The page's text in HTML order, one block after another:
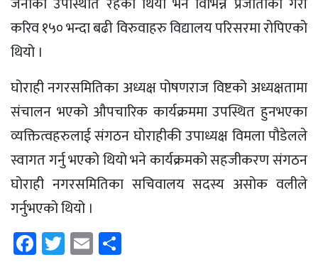
करिव १५० भन्दा बढी विरुवाहरु विद्यालय परिसरमा रोपिएको
थियो ।
घोराही नगरसमितिका अध्यक्ष पोषणराज विष्टको अध्यक्षतामा
संचालन भएको औपचारिक कार्यक्रममा उपस्थित हुनभएका
व्यक्तित्वहरुलाई संगठन घोराहीकी उपाध्यक्ष विमला पौडेलले
स्वागत गर्नु भएको थियो भने कार्यक्रमको सहजीकरण संगठन
घोराही नगरसमितिका सचिवालय सदस्य असोक वलीले
गर्नुभएको थियो ।
Facebook
Twitter
Email